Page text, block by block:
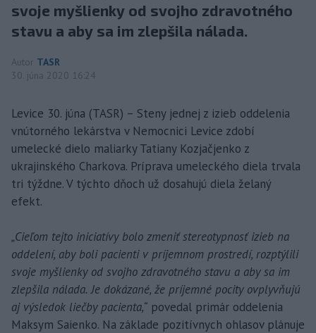
svoje myšlienky od svojho zdravotného
stavu a aby sa im zlepšila nálada.
Autor TASR
30. júna 2020 16:24
Levice 30. júna (TASR) – Steny jednej z izieb oddelenia
vnútorného lekárstva v Nemocnici Levice zdobí
umelecké dielo maliarky Tatiany Kozjačjenko z
ukrajinského Charkova. Príprava umeleckého diela trvala
tri týždne. V týchto dňoch už dosahujú diela želaný
efekt.
„Cieľom tejto iniciatívy bolo zmeniť stereotypnosť izieb na
oddelení, aby boli pacienti v príjemnom prostredí, rozptýlili
svoje myšlienky od svojho zdravotného stavu a aby sa im
zlepšila nálada. Je dokázané, že príjemné pocity ovplyvňujú
aj výsledok liečby pacienta,“ povedal primár oddelenia
Maksym Saienko. Na základe pozitívnych ohlasov plánuje